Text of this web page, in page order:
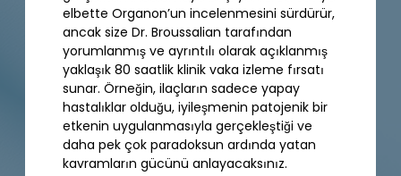
elbette Organon’un incelenmesini sürdürür,
ancak size Dr. Broussalian tarafından
yorumlanmış ve ayrıntılı olarak açıklanmış
yaklaşık 80 saatlik klinik vaka izleme fırsatı
sunar. Örneğin, ilaçların sadece yapay
hastalıklar olduğu, iyileşmenin patojenik bir
etkenin uygulanmasıyla gerçekleştiği ve
daha pek çok paradoksun ardında yatan
kavramların gücünü anlayacaksınız.